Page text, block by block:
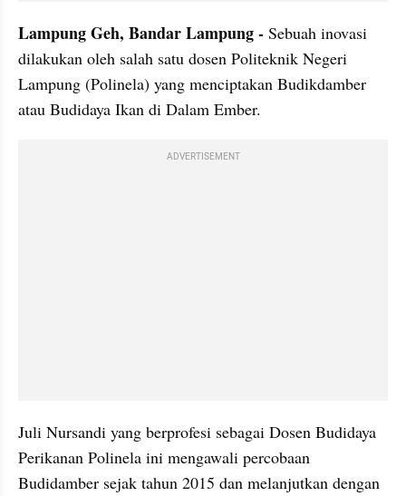
Lampung Geh, Bandar Lampung - Sebuah inovasi
dilakukan oleh salah satu dosen Politeknik Negeri
Lampung (Polinela) yang menciptakan Budikdamber
atau Budidaya Ikan di Dalam Ember.
ADVERTISEMENT
Juli Nursandi yang berprofesi sebagai Dosen Budidaya
Perikanan Polinela
Budidamber sejak tahun 2015 dan melanjutkan dengan